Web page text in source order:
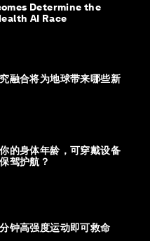
Determine the
AI Race
融合将为地球带来哪些新
的身体年龄，可穿戴设备
驾护航？
钟高强度运动即可救命